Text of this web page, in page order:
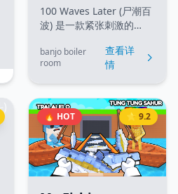
100 Waves Later (尸潮百
波) 是一款紧张刺激的
家必须抵御尸潮，根据随
机获得的武器和技能掷点
每一波都会带来更致命的
僵尸和 Boss 战。你可以
解锁新职业（如侦察兵或
重装兵），在战斗中收集
废料升级装备，并与队友
协同作战以尽可能生存更
久。
banjo boiler
room
查看详
情
🔥 HOT ⭐ 9.2